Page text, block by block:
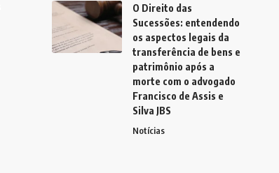
O Direito das
Sucessões: entendendo
os aspectos legais da
transferência de bens e
patrimônio após a
morte com o advogado
Francisco de Assis e
Silva JBS
Notícias